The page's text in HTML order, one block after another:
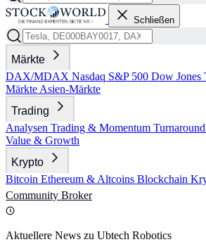
Schließen
Märkte
DAX/MDAX Nasdaq S&P 500 Dow Jones
Märkte Asien-Märkte
Trading
Analysen Trading & Momentum Turnaround
Value & Growth
Krypto
Bitcoin Ethereum & Altcoins Blockchain
Community Broker
Aktuellere News zu Ubtech Robotics